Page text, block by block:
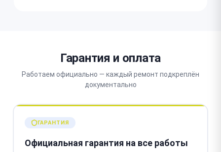
Гарантия и оплата
Работаем официально — каждый ремонт подкреплён
документально
ГАРАНТИЯ
Официальная гарантия на все работы